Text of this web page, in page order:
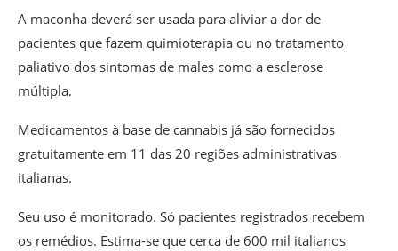
A maconha deverá ser usada para aliviar a dor de
pacientes que fazem quimioterapia ou no tratamento
paliativo dos sintomas de males como a esclerose
múltipla.
Medicamentos à base de cannabis já são fornecidos
gratuitamente em 11 das 20 regiões administrativas
italianas.
Seu uso é monitorado. Só pacientes registrados recebem
os remédios. Estima-se que cerca de 600 mil italianos